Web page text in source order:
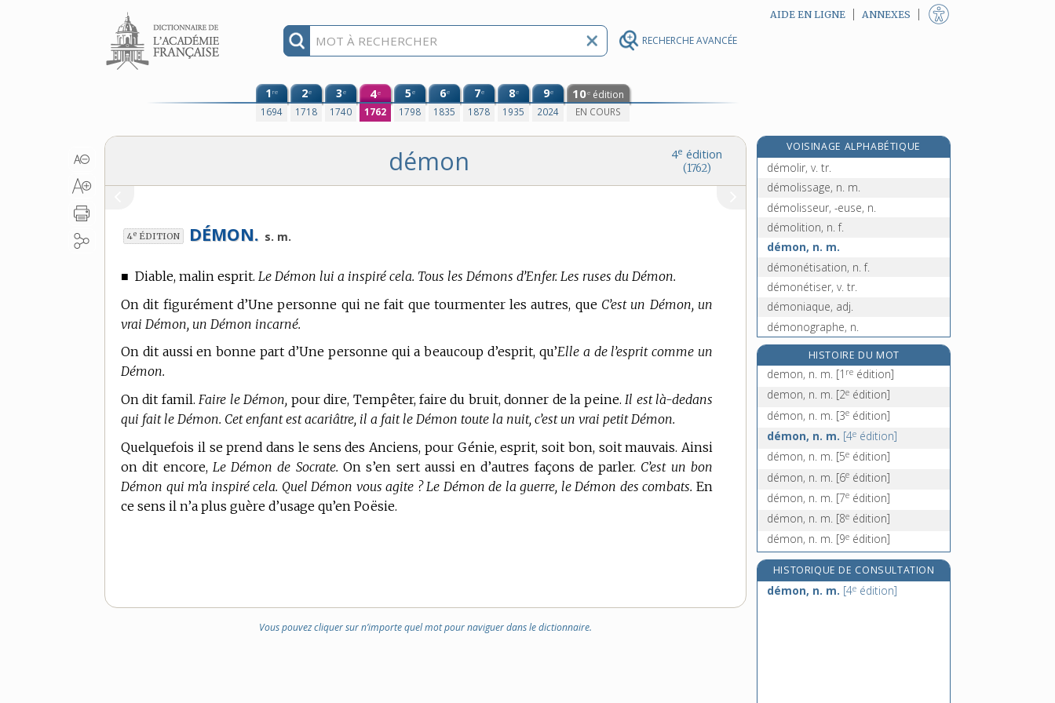
RECHERCHE AVANCÉE
Aller au contenu AIDE EN LIGNE ANNEXES
1re
1694
2e
1718
3e
1740
4e
1762
5e
1798
6e
1835
7e
1878
8e
1935
9e
2024
10e édition
EN COURS
4e édition
(1762)
démon
4e ÉDITION DÉMON. s. m.
■ Diable, malin esprit. Le Démon lui a inspiré cela. Tous les Démons d’Enfer. Les ruses du Démon.
On dit figurément d’Une personne qui ne fait que tourmenter les autres, que C’est un Démon, un
vrai Démon, un Démon incarné.
On dit aussi en bonne part d’Une personne qui a beaucoup d’esprit, qu’Elle a de l’esprit comme un
Démon.
On dit famil. Faire le Démon, pour dire, Tempêter, faire du bruit, donner de la peine. Il est là-dedans
qui fait le Démon. Cet enfant est acariâtre, il a fait le Démon toute la nuit, c’est un vrai petit Démon.
Quelquefois il se prend dans le sens des Anciens, pour Génie, esprit, soit bon, soit mauvais. Ainsi
on dit encore, Le Démon de Socrate. On s’en sert aussi en d’autres façons de parler. C’est un bon
Démon qui m’a inspiré cela. Quel Démon vous agite ? Le Démon de la guerre, le Démon des combats. En
ce sens il n’a plus guère d’usage qu’en Poësie.
Vous pouvez cliquer sur n’importe quel mot pour naviguer dans le dictionnaire.
VOISINAGE ALPHABÉTIQUE
demoiselle, n. f.
démolir, v. tr.
démolissage, n. m.
démolisseur, -euse, n.
démolition, n. f.
démon, n. m.
démonétisation, n. f.
démonétiser, v. tr.
démoniaque, adj.
démonographe, n.
démonographie, n. f.
démonologie, n. f.
démonstratif, -ive, adj.
HISTOIRE DU MOT
demon, n. m. [1 re édition]
demon, n. m. [2e édition]
démon, n. m. [3e édition]
démon, n. m. [4e édition]
démon, n. m. [5e édition]
démon, n. m. [6e édition]
démon, n. m. [7e édition]
démon, n. m. [8e édition]
démon, n. m. [9e édition]
HISTORIQUE DE CONSULTATION
démon, n. m. [4e édition]